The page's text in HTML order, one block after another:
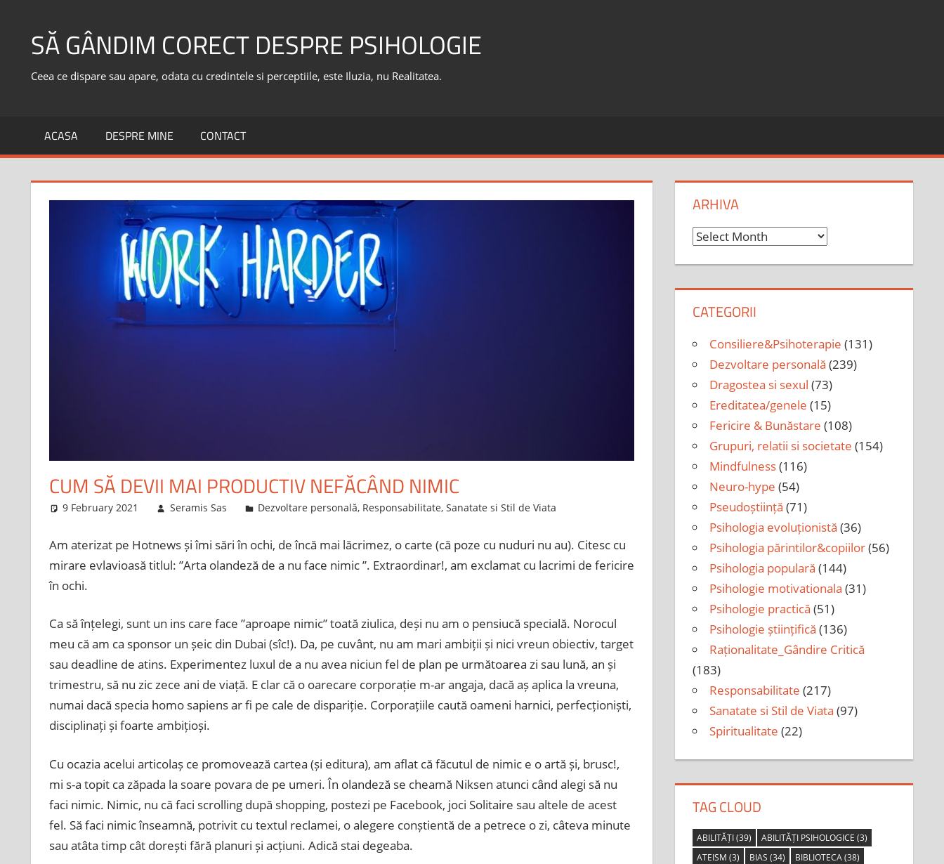
contentSĂ GÂNDIM CORECT DESPRE PSIHOLOGIE
Ceea ce dispare sau apare, odata cu credintele si perceptiile, este Iluzia, nu Realitatea.
ACASA DESPRE MINE CONTACT
CUM SĂ DEVII MAI PRODUCTIV NEFĂCÂND NIMIC
9 February 2021 Seramis Sas Dezvoltare personală, Responsabilitate,Sanatate si Stil de Viata
Am aterizat pe Hotnews și îmi sări în ochi, de încă mai lăcrimez, o carte (că poze cu nuduri nu au). Citesc cu
mirare evlavioasă titlul: ”Arta olandeză de a nu face nimic ”. Extraordinar!, am exclamat cu lacrimi de fericire
în ochi.
Ca să înțelegi, sunt un ins care face ”aproape nimic” toată ziulica, deși nu am o pensiucă specială. Norocul
meu că am ca sponsor un șeic din Dubai (sîc!). Da, pe cuvânt, nu am mari ambiții și nici vreun obiectiv, target
sau deadline de atins. Experimentez luxul de a nu avea niciun fel de plan pe următoarea zi sau lună, an și
trimestru, să nu zic zece ani de viață. E clar că o oarecare corporație m-ar angaja, dacă aș aplica la vreuna,
numai dacă specia homo sapiens ar fi pe cale de dispariție. Corporațiile caută oameni harnici, perfecționiști,
disciplinați și foarte ambițioși.
Cu ocazia acelui articolaș ce promovează cartea (și editura), am aflat că făcutul de nimic e o artă și, brusc!,
mi s-a topit ca zăpada la soare povara de pe umeri. În olandeză se cheamă Niksen atunci când alegi să nu
faci nimic. Nimic, nu că faci scrolling după shopping, postezi pe Facebook, joci Solitaire sau altele de acest
fel. Să faci nimic înseamnă, potrivit cu textul reclamei, o alegere conștientă de a petrece o zi, câteva minute
sau atâta timp cât dorești fără planuri și acțiuni. Adică stai degeaba.
ARHIVA
Arhiva
CATEGORII
Consiliere&Psihoterapie (131)
Dezvoltare personală (239)
Dragostea si sexul (73)
Ereditatea/genele (15)
Fericire & Bunăstare (108)
Grupuri, relatii si societate (154)
Mindfulness(116)
Neuro-hype (54)
Pseudoștiință (71)
Psihologia evoluționistă (36)
Psihologia părintilor&copiilor(56)
Psihologia populară (144)
Psihologie motivationala (31)
Psihologie practică (51)
Psihologie științifică (136)
Raționalitate_Gândire Critică
(183)
Responsabilitate (217)
Sanatate si Stil de Viata (97)
Spiritualitate (22)
TAG CLOUD
ABILITĂȚI(39) ABILITĂȚI PSIHOLOGICE (3)
ATEISM (3) BIAS (34) BIBLIOTECA(38)